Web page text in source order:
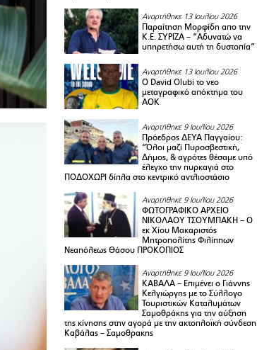
Αναρτήθηκε 13 Ιουλίου 2026
Παραίτηση Μορφίδη απο την
Κ.Ε. ΣΥΡΙΖΑ – “Αδυνατώ να
υπηρετήσω αυτή τη δυστοπία”
Αναρτήθηκε 13 Ιουλίου 2026
Ο David Olubi το νεο
μεταγραφικό απόκτημα του
ΑΟΚ
Αναρτήθηκε 9 Ιουλίου 2026
Πρόεδρος ΔΕΥΑ Παγγαίου:
“Όλοι μαζί Πυροσβεστική,
Δήμος, & αγρότες θέσαμε υπό
έλεγχο την πυρκαγιά στο
ΠΟΔΟΧΩΡΙ δίπλα στο κεντρικό αντλιοστάσιο
Αναρτήθηκε 9 Ιουλίου 2026
ΦΩΤΟΓΡΑΦΙΚΟ ΑΡΧΕΙΟ
ΝΙΚΟΛΑΟΥ ΤΣΟΥΜΠΑΚΗ – Ο
εκ Χίου Μακαριστός
Μητροπολίτης Φιλίππων
Νεαπόλεως Θάσου ΠΡΟΚΟΠΙΟΣ
Αναρτήθηκε 9 Ιουλίου 2026
ΚΑΒΑΛΑ – Επιμένει ο Γιάννης
Κελγιώργης με το Σύλλογο
Τουριστικών Καταλυμάτων
Σαμοθράκης για την αύξηση
της κίνησης στην αγορά με την ακτοπλοϊκή σύνδεση
Καβάλας – Σαμοθρακης